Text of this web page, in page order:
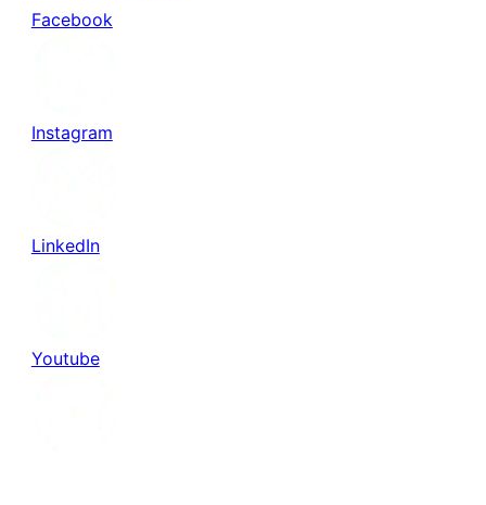
Facebook
Instagram
LinkedIn
Youtube